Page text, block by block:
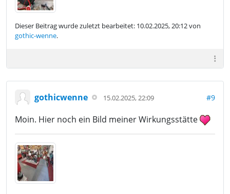
Dieser Beitrag wurde zuletzt bearbeitet: 10.02.2025, 20:12 von
gothic-wenne.
gothicwenne 15.02.2025, 22:09 #9
Moin. Hier noch ein Bild meiner Wirkungsstätte